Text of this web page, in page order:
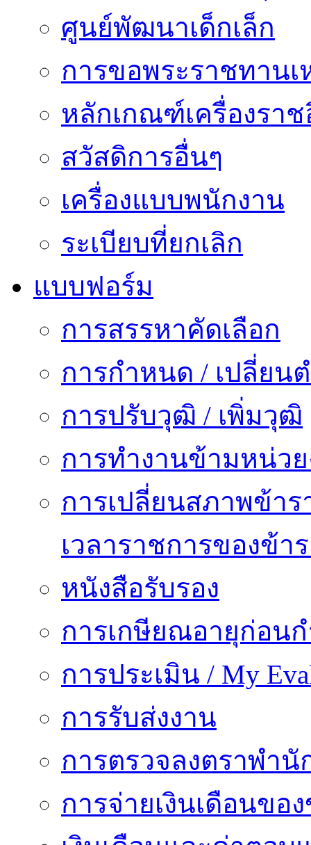
ศูนย์พัฒนาเด็กเล็ก
การขอพระราชทาน
หลักเกณฑ์เครื่องรา
สวัสดิการอื่นๆ
เครื่องแบบพนักงาน
ระเบียบที่ยกเลิก
แบบฟอร์ม
การสรรหาคัดเลือก
การกำหนด / เปลี่ยน
การปรับวุฒิ / เพิ่มวุฒิ
การทำงานข้ามหน่ว
การเปลี่ยนสภาพข้า
เวลาราชการของข้า
หนังสือรับรอง
การเกษียณอายุก่อน
การประเมิน / My
การรับส่งงาน
การตรวจลงตราพำ
การจ่ายเงินเดือนขอ